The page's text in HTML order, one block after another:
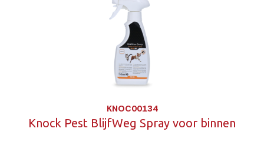
KNOC00134
Knock Pest BlijfWeg Spray voor binnen